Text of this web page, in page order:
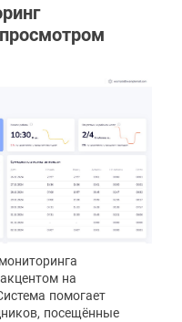
на
помогает
посещённые